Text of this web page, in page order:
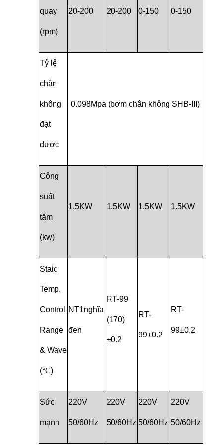
quay
(rpm)
20-200 20-200 0-150 0-150
Tỷ lệ
chân
không
đạt
được
0.098Mpa (bơm chân không SHB-III)
Công
suất
tắm
(kw)
1.5KW 1.5KW 1.5KW 1.5KW
Staic
Temp.
Control
Range
& Wave
(°C)
NT1nghĩa
đen
RT-99
(170)
±0.2
RT-
99±0.2
RT-
99±0.2
Sức
mạnh
220V
50/60Hz
220V
50/60Hz
220V
50/60Hz
220V
50/60Hz